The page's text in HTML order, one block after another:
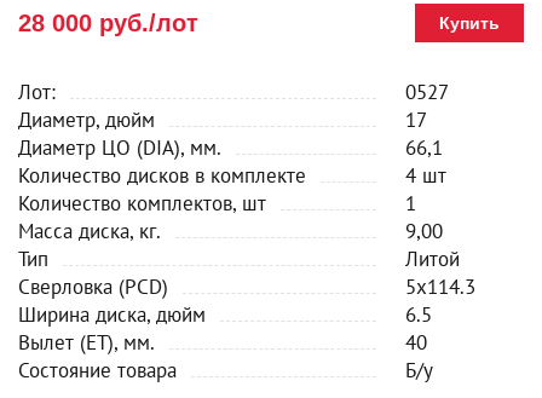
28 000 руб./лот Купить
Лот:
0527
Диаметр, дюйм
17
Диаметр ЦО (DIA), мм.
66,1
Количество дисков в комплекте
4 шт
Количество комплектов, шт
1
Масса диска, кг.
9,00
Тип
Литой
Сверловка (PCD)
5x114.3
Ширина диска, дюйм
6.5
Вылет (ET), мм.
40
Состояние товара
Б/у